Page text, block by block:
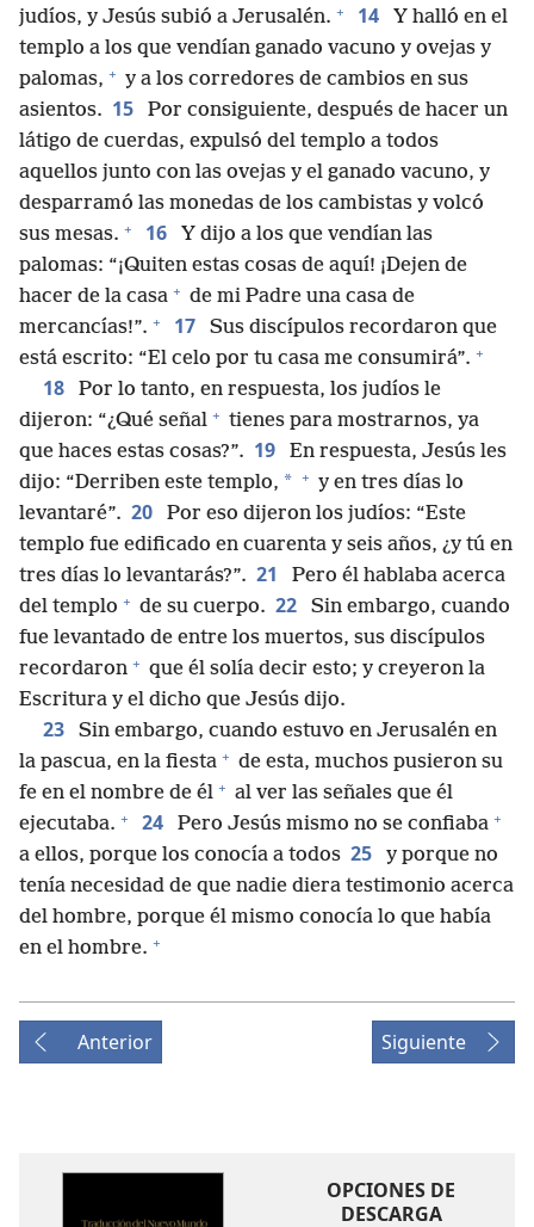
judíos, y Jesús subió a Jerusalén. + 14
Y halló en el
templo a los que vendían ganado vacuno y ovejas y
palomas, + y a los corredores de cambios en sus
asientos. 15
Por consiguiente, después de hacer un
látigo de cuerdas, expulsó del templo a todos
aquellos junto con las ovejas y el ganado vacuno, y
desparramó las monedas de los cambistas y volcó
sus mesas. + 16
Y dijo a los que vendían las
palomas: “¡Quiten estas cosas de aquí! ¡Dejen de
hacer de la casa + de mi Padre una casa de
mercancías!”. + 17
Sus discípulos recordaron que
está escrito: “El celo por tu casa me consumirá”. +
18
Por lo tanto, en respuesta, los judíos le
dijeron: “¿Qué señal + tienes para mostrarnos, ya
que haces estas cosas?”. 19
En respuesta, Jesús les
dijo: “Derriben este templo, * + y en tres días lo
levantaré”. 20
Por eso dijeron los judíos: “Este
templo fue edificado en cuarenta y seis años, ¿y tú en
tres días lo levantarás?”. 21
Pero él hablaba acerca
del templo + de su cuerpo. 22
Sin embargo, cuando
fue levantado de entre los muertos, sus discípulos
recordaron + que él solía decir esto; y creyeron la
Escritura y el dicho que Jesús dijo.
23
Sin embargo, cuando estuvo en Jerusalén en
la pascua, en la fiesta + de esta, muchos pusieron su
fe en el nombre de él + al ver las señales que él
ejecutaba. + 24 Pero Jesús mismo no se confiaba +
a ellos, porque los conocía a todos 25
y porque no
tenía necesidad de que nadie diera testimonio acerca
del hombre, porque él mismo conocía lo que había
en el hombre. +
Anterior Siguiente
OPCIONES DE
DESCARGA